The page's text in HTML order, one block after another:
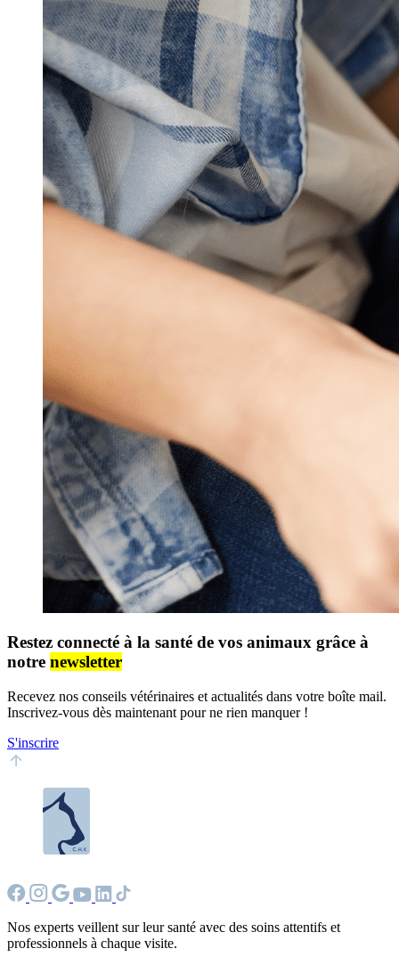
Restez connecté à la santé de vos animaux grâce à
notre newsletter
Recevez nos conseils vétérinaires et actualités dans votre boîte mail.
Inscrivez-vous dès maintenant pour ne rien manquer !
S'inscrire
Nos experts veillent sur leur santé avec des soins attentifs et
professionnels à chaque visite.